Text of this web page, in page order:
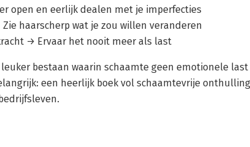
open en eerlijk dealen met je imperfecties
haarscherp wat je zou willen veranderen
→ Ervaar het nooit meer als last
bestaan waarin schaamte geen emotionele last
een heerlijk boek vol schaamtevrije